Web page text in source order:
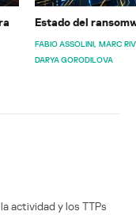
Estado del
FABIO ASSOLINI MARC
DARYA GORODILOVA
actividad y los TTPs